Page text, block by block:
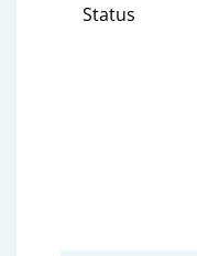
Status